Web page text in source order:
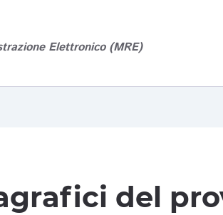
Elettronico (MRE)
del